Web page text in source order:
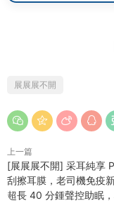
展展展不開
上一篇
[展展展不開] 采耳純享
刮擦耳膜，老司機免疫
超長 40 分鍾聲控助眠